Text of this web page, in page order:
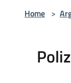
Home >